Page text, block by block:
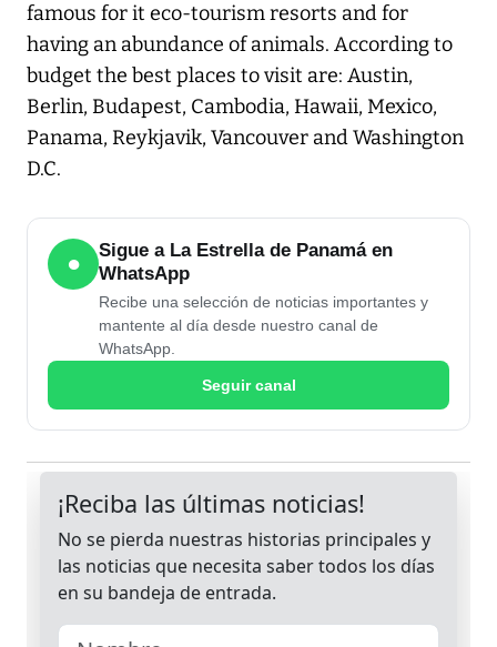
famous for it eco-tourism resorts and for
having an abundance of animals. According to
budget the best places to visit are: Austin,
Berlin, Budapest, Cambodia, Hawaii, Mexico,
Panama, Reykjavik, Vancouver and Washington
D.C.
●
Sigue a La Estrella de Panamá en
WhatsApp
Recibe una selección de noticias importantes y
mantente al día desde nuestro canal de
WhatsApp.
Seguir canal